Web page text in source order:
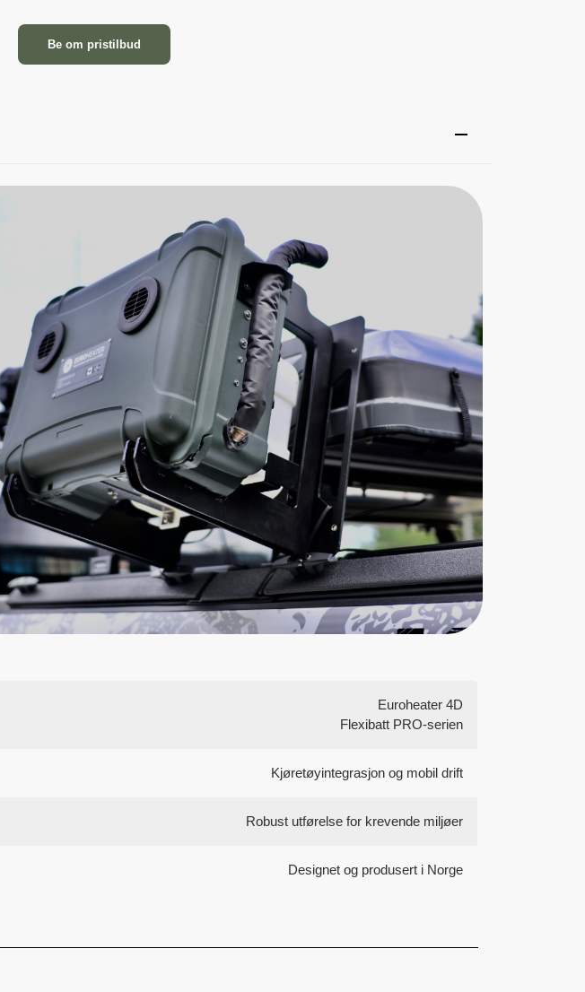
Be om pristilbud
Euroheater 4D
Flexibatt PRO-serien
Kjøretøyintegrasjon og mobil drift
Robust utførelse for krevende miljøer
Designet og produsert i Norge